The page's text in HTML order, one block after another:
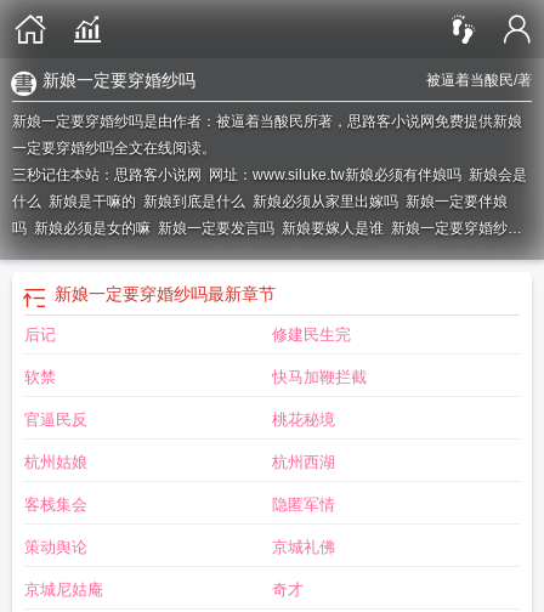
被逼着当酸民/著
新娘一定要穿婚纱吗
新娘一定要穿婚纱吗是由作者：被逼着当酸民所著，思路客小说网免费提供新娘
一定要穿婚纱吗全文在线阅读。
三秒记住本站：思路客小说网 网址：www.siluke.tw新娘必须有伴娘吗 新娘会是
什么 新娘是干嘛的 新娘到底是什么 新娘必须从家里出嫁吗 新娘一定要伴娘
吗 新娘必须是女的嘛 新娘一定要发言吗 新娘要嫁人是谁 新娘一定要穿婚纱
吗新娘必须是女的吗新娘是指新娘是不是新娘一定要在自己的房间吗新娘一
般选谁
新娘是男的 新娘是什么人 新娘意味着什么
需要讲话吗
个新娘是不是新的娘
新娘一定要穿婚纱吗最新章节
后记 修建民生完
软禁 快马加鞭拦截
官逼民反 桃花秘境
杭州姑娘 杭州西湖
客栈集会 隐匿军情
策动舆论 京城礼佛
京城尼姑庵 奇才